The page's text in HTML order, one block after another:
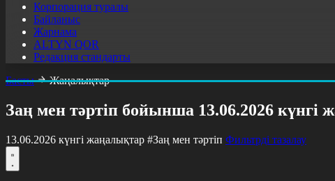
Корпорация туралы
Байланыс
Жарнама
ALTYN QOR
Редакция стандарты
Басты
Жаңалықтар
Заң мен тәртіп бойынша 13.06.2026 күнгі
13.06.2026 күнгі жаңалықтар #Заң мен тәртіп Фильтрді тазалау